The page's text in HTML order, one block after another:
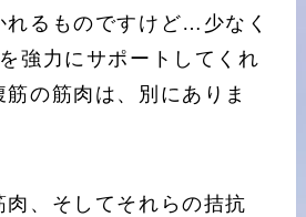
れるものですけど…少なく
強力にサポートしてくれ
の筋肉は、別にありま
肉、そしてそれらの拮抗